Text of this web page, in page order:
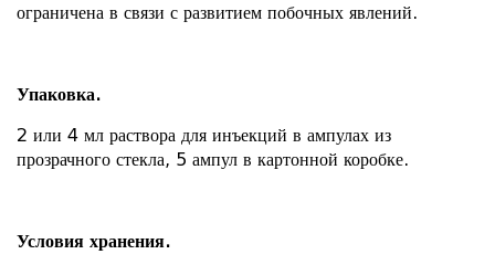
ограничена в связи с развитием побочных явлений.
Упаковка.
2 или 4 мл раствора для инъекций в ампулах из
прозрачного стекла, 5 ампул в картонной коробке.
Условия хранения.